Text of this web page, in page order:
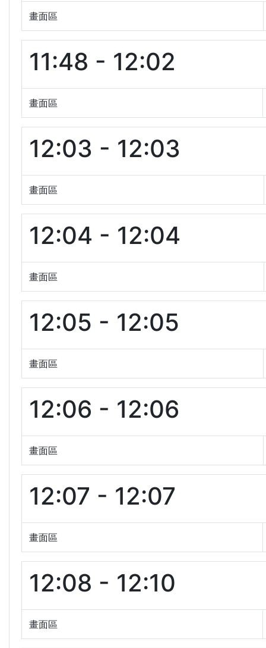
畫面區
11:48 - 12:02
畫面區
12:03 - 12:03
畫面區
12:04 - 12:04
畫面區
12:05 - 12:05
畫面區
12:06 - 12:06
畫面區
12:07 - 12:07
畫面區
12:08 - 12:10
畫面區